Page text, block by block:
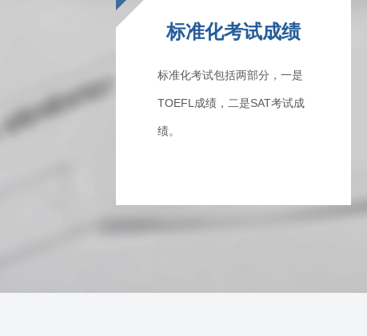
标准化考试成绩
标准化考试包括两部分，一是
TOEFL成绩，二是SAT考试成
绩。